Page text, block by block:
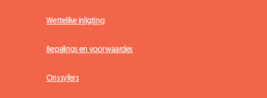
Wettelike inligting
Bepalings en voorwaardes
Ons syfers